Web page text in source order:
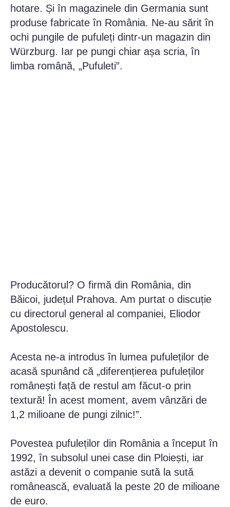
hotare. Și în magazinele din Germania sunt
produse fabricate în România. Ne-au sărit în
ochi pungile de pufuleți dintr-un magazin din
Würzburg. Iar pe pungi chiar așa scria, în
limba română, „Pufuleti”.
Producătorul? O firmă din România, din
Băicoi, județul Prahova. Am purtat o discuție
cu directorul general al companiei, Eliodor
Apostolescu.
Acesta ne-a introdus în lumea pufuleților de
acasă spunând că „diferențierea pufuleților
românești față de restul am făcut-o prin
textură! În acest moment, avem vânzări de
1,2 milioane de pungi zilnic!”.
Povestea pufuleților din România a început în
1992, în subsolul unei case din Ploiești, iar
astăzi a devenit o companie sută la sută
românească, evaluată la peste 20 de milioane
de euro.